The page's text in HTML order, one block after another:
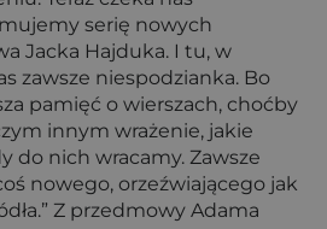
serię nowych
Jacka Hajduka. I tu, w
zawsze niespodzianka. Bo
pamięć o wierszach, choćby
innym wrażenie, jakie
do nich wracamy. Zawsze
nowego, orzeźwiającego jak
Z przedmowy Adama